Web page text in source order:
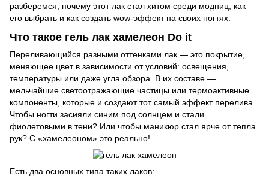
разберемся, почему этот лак стал хитом среди модниц, как
его выбрать и как создать wow-эффект на своих ногтях.
Что такое гель лак хамелеон Do it
Переливающийся разными оттенками лак — это покрытие,
меняющее цвет в зависимости от условий: освещения,
температуры или даже угла обзора. В их составе —
мельчайшие светоотражающие частицы или термоактивные
компоненты, которые и создают тот самый эффект перелива.
Чтобы ногти засияли синим под солнцем и стали
фиолетовыми в тени? Или чтобы маникюр стал ярче от тепла
рук? С «хамелеоном» это реально!
Есть два основных типа таких лаков: